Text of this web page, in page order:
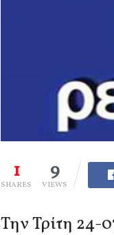
1
SHARES
9
VIEWS
Την Τρίτη 24-